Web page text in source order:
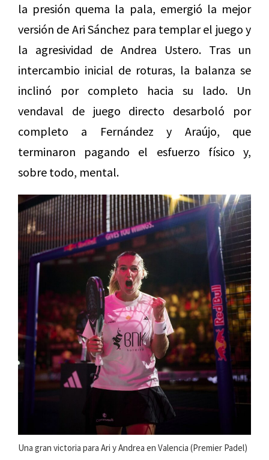
la presión quema la pala, emergió la mejor
versión de Ari Sánchez para templar el juego y
la agresividad de Andrea Ustero. Tras un
intercambio inicial de roturas, la balanza se
inclinó por completo hacia su lado. Un
vendaval de juego directo desarboló por
completo a Fernández y Araújo, que
terminaron pagando el esfuerzo físico y,
sobre todo, mental.
Una gran victoria para Ari y Andrea en Valencia (Premier Padel)